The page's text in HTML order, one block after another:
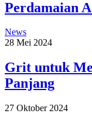
Perdamaian
News
28 Mei 2024
Grit untuk
Panjang
27 Oktober 2024